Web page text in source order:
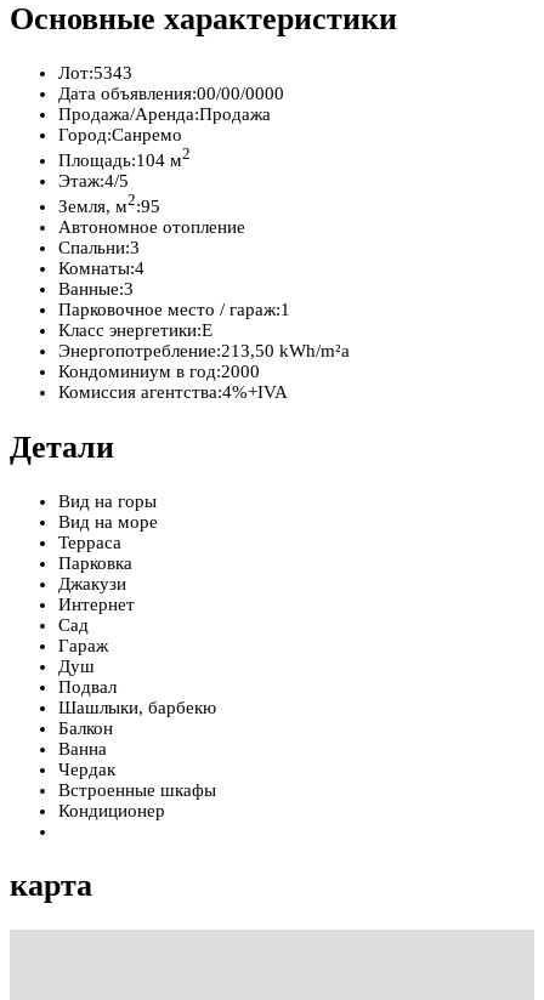
Основные характеристики
Лот:5343
Дата объявления:00/00/0000
Продажа/Аренда:Продажа
Город:Санремо
Площадь:104 м2
Этаж:4/5
Земля, м2:95
Автономное отопление
Спальни:3
Комнаты:4
Ванные:3
Парковочное место / гараж:1
Класс энергетики:E
Энергопотребление:213,50 kWh/m²a
Кондоминиум в год:2000
Комиссия агентства:4%+IVA
Детали
Вид на горы
Вид на море
Терраса
Парковка
Джакузи
Интернет
Сад
Гараж
Душ
Подвал
Шашлыки, барбекю
Балкон
Ванна
Чердак
Встроенные шкафы
Кондиционер
карта